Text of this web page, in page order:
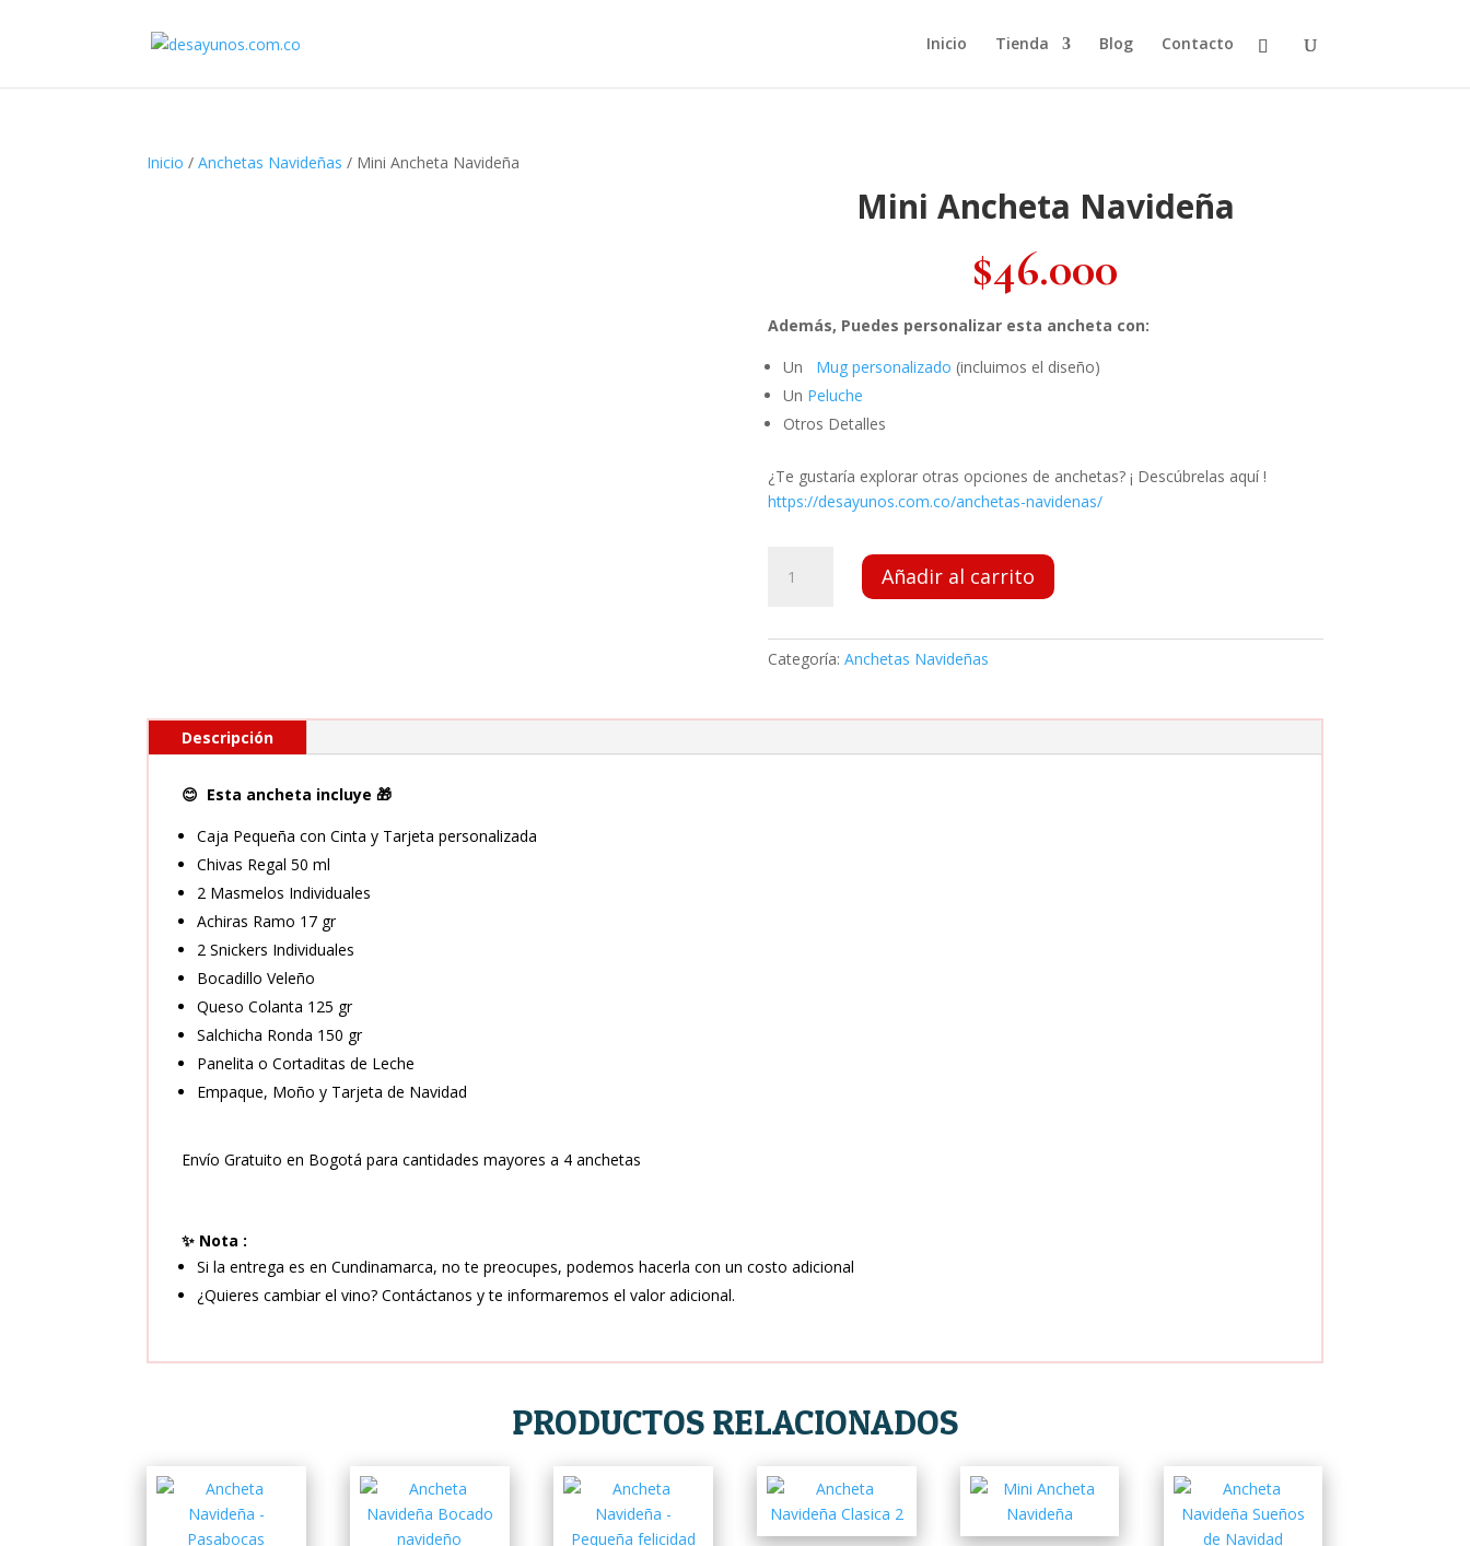
Inicio Tienda Blog Contacto
Inicio /Anchetas Navideñas / Mini Ancheta Navideña
Mini Ancheta Navideña
$46.000
Además, Puedes personalizar esta ancheta con:
Un
Mug personalizado (incluimos el diseño)
Un Peluche
Otros Detalles
¿Te gustaría explorar otras opciones de anchetas? ¡ Descúbrelas aquí !
https://desayunos.com.co/anchetas-navidenas/
Ancheta
Añadir al carrito
Categoría: Anchetas Navideñas
Descripción
😊 Esta ancheta incluye 🎁
Caja Pequeña con Cinta y Tarjeta personalizada
Chivas Regal 50 ml
2 Masmelos Individuales
Achiras Ramo 17 gr
2 Snickers Individuales
Bocadillo Veleño
Queso Colanta 125 gr
Salchicha Ronda 150 gr
Panelita o Cortaditas de Leche
Empaque, Moño y Tarjeta de Navidad
Envío Gratuito en Bogotá para cantidades mayores a 4 anchetas
✨ Nota :
Si la entrega es en Cundinamarca, no te preocupes, podemos hacerla con un costo adicional
¿Quieres cambiar el vino? Contáctanos y te informaremos el valor adicional.
PRODUCTOS RELACIONADOS